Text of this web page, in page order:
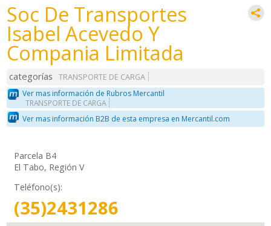
Soc De Transportes
Isabel Acevedo Y
Compania Limitada
categorías
TRANSPORTE DE CARGA
Ver mas información de Rubros Mercantil
TRANSPORTE DE CARGA
Ver mas información B2B de esta empresa en Mercantil.com
Parcela B4
El Tabo, Región V
Teléfono(s):
(35)2431286